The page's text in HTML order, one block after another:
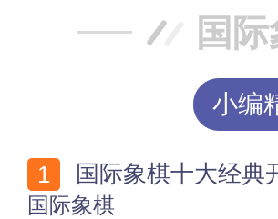
国
小编
国际象棋十大经典
国际象棋